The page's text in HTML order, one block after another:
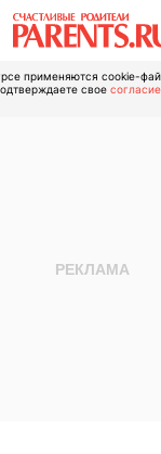
применяются cookie-
свое согласие